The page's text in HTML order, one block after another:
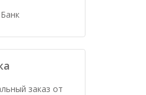
заказ от